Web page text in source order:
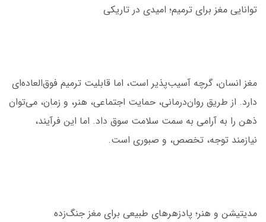
توانایی مغز برای ترمیم؛ امیدی در تاریکی
مغز انسان، گرچه آسیب‌پذیر است، اما قابلیت ترمیم فوق‌العاده‌ای
دارد. از طریق روان‌درمانی، حمایت اجتماعی، هنر، و زمان، می‌توان
ذهن را به آرامی به سمت سلامت سوق داد. اما این فرآیند،
نیازمند توجه، تخصص، و صبوری است.
مدیتیشن و هنر؛ پادزهرهای طبیعی برای مغز جنگ‌زده